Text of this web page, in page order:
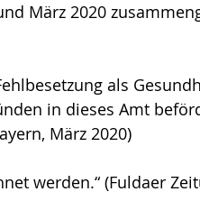
März 2020
als
in dieses Amt
März 2020)
werden.“ (Fuldaer